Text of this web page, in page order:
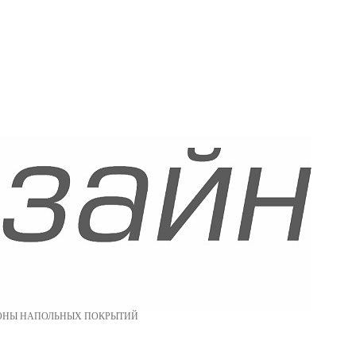
НАПОЛЬНЫХ ПОКРЫТИЙ